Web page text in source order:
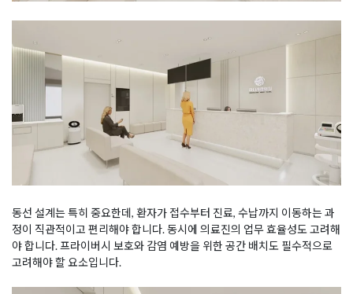
동선 설계는 특히 중요한데, 환자가 접수부터 진료, 수납까지 이동하는 과
정이 직관적이고 편리해야 합니다. 동시에 의료진의 업무 효율성도 고려해
야 합니다. 프라이버시 보호와 감염 예방을 위한 공간 배치도 필수적으로
고려해야 할 요소입니다.